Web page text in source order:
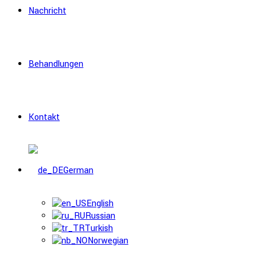
Nachricht
Behandlungen
Kontakt
German
English
Russian
Turkish
Norwegian